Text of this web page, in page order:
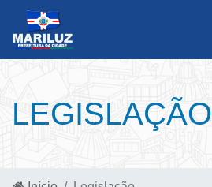
LEGISLAÇÃO